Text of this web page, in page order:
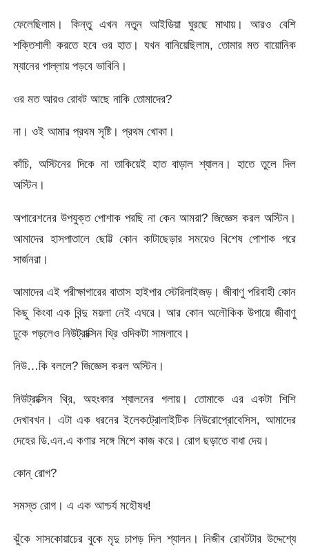
ফেলেছিলাম। কিন্তু এখন নতুন আইডিয়া ঘুরছে মাথায়। আরও বেশি
শক্তিশালী করতে হবে ওর হাত। যখন বানিয়েছিলাম, তোমার মত বায়োনিক
ম্যানের পাল্লায় পড়বে ভাবিনি।
ওর মত আরও রোবট আছে নাকি তোমাদের?
না। ওই আমার প্রথম সৃষ্টি। প্রথম খোকা।
কাঁচি, অস্টিনের দিকে না তাকিয়েই হাত বাড়াল শ্যালন। হাতে তুলে দিল
অস্টিন।
অপারেশনের উপযুক্ত পোশাক পরছি না কেন আমরা? জিজ্ঞেস করল অস্টিন।
আমাদের হাসপাতালে ছোট্ট কোন কাটাছেড়ার সময়েও বিশেষ পোশাক পরে
সার্জনরা।
আমাদের এই পরীক্ষাগারের বাতাস হাইপার স্টেরিলাইজড়। জীবাণু পরিবাহী কোন
কিছু কিংবা এক বিন্দু ময়লা নেই এঘরে। আর কোন অলৌকিক উপায়ে জীবাণু
ঢুকে পড়লেও নিউট্রাক্সিন থ্রি ওদিকটা সামলাবে।
নিউ…কি বললে? জিজ্ঞেস করল অস্টিন।
নিউট্রাক্সিন থ্রি, অহংকার শ্যালনের গলায়। তোমাকে এর একটা শিশি
দেখাবখন। এটা এক ধরনের ইলেকট্রোলাইটিক নিউরোপ্রোবেসিস, আমাদের
দেহের ডি.এন.এ কণার সঙ্গে মিশে কাজ করে। রোগ ছড়াতে বাধা দেয়।
কোন্ রোগ?
সমস্ত রোগ। এ এক আশ্চর্য মহৌষধ!
ঝুঁকে সাসকোয়াচের বুকে মৃদু চাপড় দিল শ্যালন। নিজীব রোবটটার উদ্দেশ্যে